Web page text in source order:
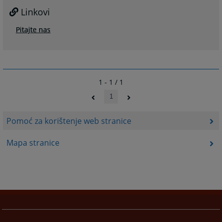
Pomoć za korištenje web stranice
Mapa stranice
Linkovi
Pitajte nas
1 - 1 / 1
1